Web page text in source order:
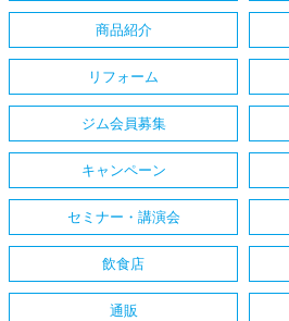
商品紹介
リフォーム
ジム会員募集
キャンペーン
セミナー・講演会
飲食店
通販